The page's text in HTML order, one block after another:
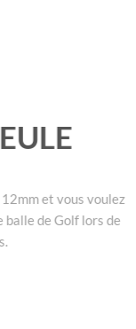
et vous voulez
de Golf lors de